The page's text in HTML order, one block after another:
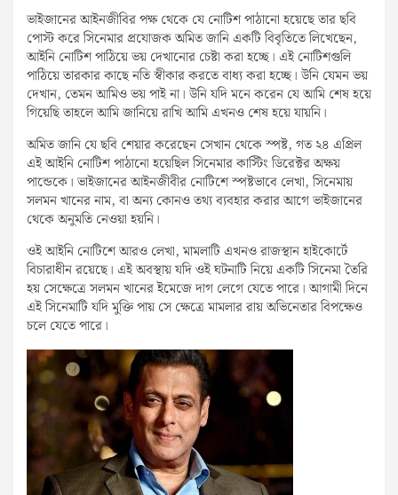
ভাইজানের আইনজীবির পক্ষ থেকে যে নোটিশ পাঠানো হয়েছে তার ছবি
পোস্ট করে সিনেমার প্রযোজক অমিত জানি একটি বিবৃতিতে লিখেছেন,
আইনি নোটিশ পাঠিয়ে ভয় দেখানোর চেষ্টা করা হচ্ছে। এই নোটিশগুলি
পাঠিয়ে তারকার কাছে নতি স্বীকার করতে বাধ্য করা হচ্ছে। উনি যেমন ভয়
দেখান, তেমন আমিও ভয় পাই না। উনি যদি মনে করেন যে আমি শেষ হয়ে
গিয়েছি তাহলে আমি জানিয়ে রাখি আমি এখনও শেষ হয়ে যায়নি।
অমিত জানি যে ছবি শেয়ার করেছেন সেখান থেকে স্পষ্ট, গত ২৪ এপ্রিল
এই আইনি নোটিশ পাঠানো হয়েছিল সিনেমার কাস্টিং ডিরেক্টর অক্ষয়
পান্ডেকে। ভাইজানের আইনজীবীর নোটিশে স্পষ্টভাবে লেখা, সিনেমায়
সলমন খানের নাম, বা অন্য কোনও তথ্য ব্যবহার করার আগে ভাইজানের
থেকে অনুমতি নেওয়া হয়নি।
ওই আইনি নোটিশে আরও লেখা, মামলাটি এখনও রাজস্থান হাইকোর্টে
বিচারাধীন রয়েছে। এই অবস্থায় যদি ওই ঘটনাটি নিয়ে একটি সিনেমা তৈরি
হয় সেক্ষেত্রে সলমন খানের ইমেজে দাগ লেগে যেতে পারে। আগামী দিনে
এই সিনেমাটি যদি মুক্তি পায় সে ক্ষেত্রে মামলার রায় অভিনেতার বিপক্ষেও
চলে যেতে পারে।